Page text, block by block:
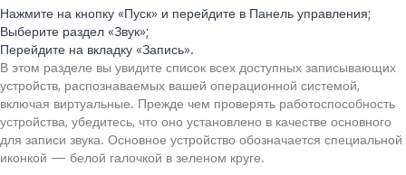
Нажмите на кнопку «Пуск» и перейдите в Панель управления;
Выберите раздел «Звук»;
Перейдите на вкладку «Запись».
В этом разделе вы увидите список всех доступных записывающих
устройств, распознаваемых вашей операционной системой,
включая виртуальные. Прежде чем проверять работоспособность
устройства, убедитесь, что оно установлено в качестве основного
для записи звука. Основное устройство обозначается специальной
иконкой — белой галочкой в зеленом круге.